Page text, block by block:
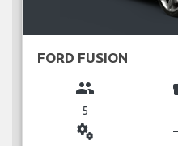
FORD FUSION
group
5
miscellaneous_services